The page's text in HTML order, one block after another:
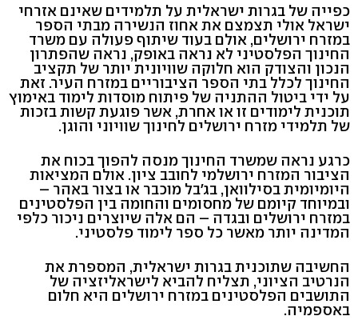
כפייה של בגרות ישראלית על תלמידים שאינם אזרחי
ישראל אולי תצמצם את אחוז הנשירה מבתי הספר
במזרח ירושלים, אולם בעוד שיתוף פעולה עם משרד
החינוך הפלסטיני לא נראה באופק, נראה שהפתרון
הנכון והצודק הוא חלוקה שוויונית יותר של תקציב
החינוך לכלל בתי הספר הציבוריים במזרח העיר. זאת
על ידי ביטול ההתניה של פיתוח מוסדות לימוד באימוץ
תוכנית לימודים זו או אחרת, אשר פוגעת קשות בזכות
של תלמידי מזרח ירושלים לחינוך שוויוני והוגן.
כרגע נראה שמשרד החינוך מנסה להפוך בכוח את
הציבור המזרח ירושלמי לחובב ציון. אולם המציאות
היומיומית בסילוואן, בג'בל מוכבר או בצור באהר –
ובמיוחד קיומם של מחסומים והחומה בין הפלסטינים
במזרח ירושלים ובגדה – הם אלה שיוצרים ניכור כלפי
המדינה יותר מאשר כל ספר לימוד פלסטיני.
החשיבה שתוכנית בגרות ישראלית, המספרת את
הנרטיב הציוני, תצליח להביא לישראליזציה של
התושבים הפלסטינים במזרח ירושלים היא חלום
באספמיה.